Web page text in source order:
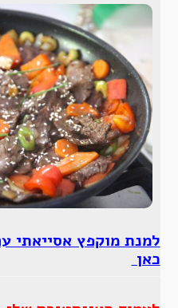
למנת מוקפץ אסייאתי
כאן